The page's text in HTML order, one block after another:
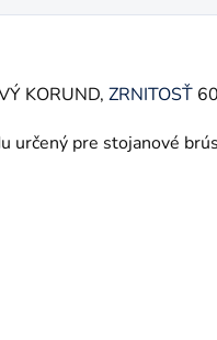
KORUND, ZRNITOSŤ 60
určený pre stojanové